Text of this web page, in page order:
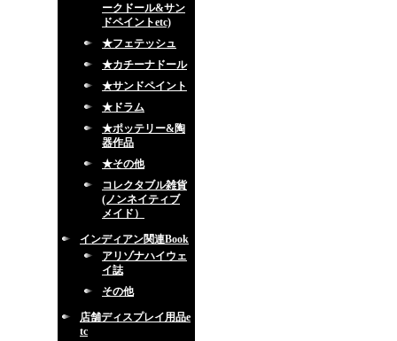
ークドール&サン
ドペイントetc)
★フェテッシュ
★カチーナドール
★サンドペイント
★ドラム
★ポッテリー&陶
器作品
★その他
コレクタブル雑貨
(ノンネイティブ
メイド）
インディアン関連Book
アリゾナハイウェ
イ誌
その他
店舗ディスプレイ用品e
tc